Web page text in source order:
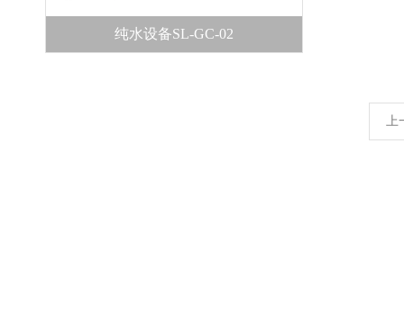
纯水设备SL-GC-02
上